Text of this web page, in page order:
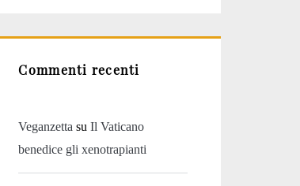
Commenti recenti
Veganzetta suIl Vaticano
benedice gli xenotrapianti